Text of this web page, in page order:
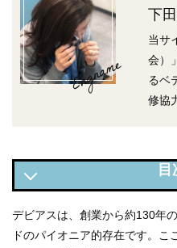
Engname
下
当サ
会）
るベ
修協
デビアスのダイヤモンド買
デビアスのダイヤモンドと
デビアスは、創業から約130年
ドのパイオニア的存在です。